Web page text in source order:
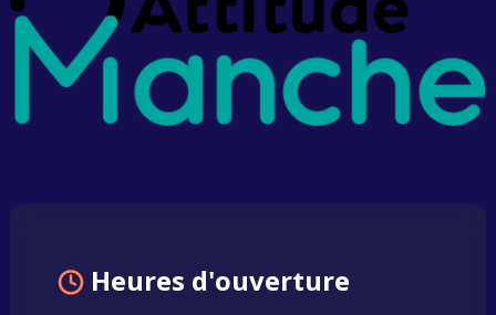
Heures d'ouverture